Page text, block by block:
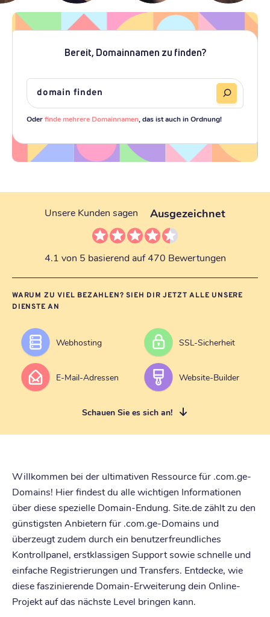
Bereit, Domainnamen zu finden?
Oderfinde mehrere Domainnamen , das ist auch in Ordnung!
Unsere Kunden sagen Ausgezeichnet
4.1 von 5 basierend auf 470 Bewertungen
WARUM ZU VIEL BEZAHLEN? SIEH DIR JETZT ALLE UNSERE
DIENSTE AN
Webhosting SSL-Sicherheit
E-Mail-Adressen Website-Builder
Schauen Sie es sich an!
Willkommen bei der ultimativen Ressource für .com.ge-
Domains! Hier findest du alle wichtigen Informationen
über diese spezielle Domain-Endung. Site.de zählt zu den
günstigsten Anbietern für .com.ge-Domains und
überzeugt zudem durch ein benutzerfreundliches
Kontrollpanel, erstklassigen Support sowie schnelle und
einfache Registrierungen und Transfers. Entdecke, wie
diese faszinierende Domain-Erweiterung dein Online-
Projekt auf das nächste Level bringen kann.